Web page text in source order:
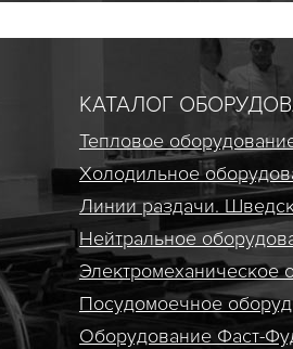
КАТАЛОГ
Тепловое
Холодильное
Линии раздачи.
Нейтральное
Электро­механическое
Посудомоечное
Оборудование Фаст-